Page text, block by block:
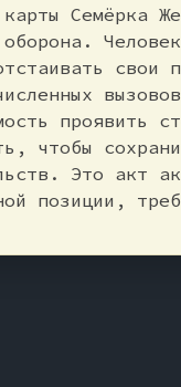
Семёрка
оборона.
свои
проявить
чтобы
Это акт
позиции,